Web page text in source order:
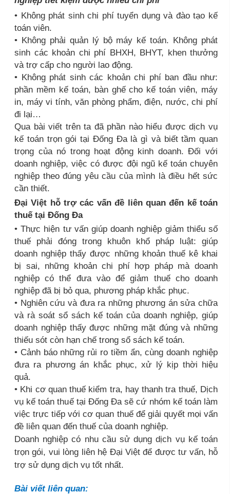
• Không phát sinh chi phí tuyển dụng và đào tạo kế
toán viên.
• Không phải quản lý bộ máy kế toán. Không phát
sinh các khoản chi phí BHXH, BHYT, khen thưởng
và trợ cấp cho người lao động.
• Không phát sinh các khoản chi phí ban đầu như:
phần mềm kế toán, bàn ghế cho kế toán viên, máy
in, máy vi tính, văn phòng phẩm, điện, nước, chi phí
đi lại…
Qua bài viết trên ta đã phần nào hiểu được dịch vụ
kế toán trọn gói tại Đống Đa là gì và biết tầm quan
trọng của nó trong hoạt động kinh doanh. Đối với
doanh nghiệp, việc có được đội ngũ kế toán chuyên
nghiệp theo đúng yêu cầu của mình là điều hết sức
cần thiết.
Đại Việt hỗ trợ các vấn đề liên quan đến kế toán
thuế tại Đống Đa
• Thực hiện tư vấn giúp doanh nghiệp giảm thiểu số
thuế phải đóng trong khuôn khổ pháp luật: giúp
doanh nghiệp thấy được những khoản thuế kê khai
bị sai, những khoản chi phí hợp pháp mà doanh
nghiệp có thể đưa vào để giảm thuế cho doanh
nghiệp đã bị bỏ qua, phương pháp khắc phục.
• Nghiên cứu và đưa ra những phương án sửa chữa
và rà soát sổ sách kế toán của doanh nghiệp, giúp
doanh nghiệp thấy được những mặt đúng và những
thiếu sót còn hạn chế trong sổ sách kế toán.
• Cảnh báo những rủi ro tiềm ẩn, cùng doanh nghiệp
đưa ra phương án khắc phục, xử lý kịp thời hiệu
quả.
• Khi cơ quan thuế kiểm tra, hay thanh tra thuế, Dịch
vụ kế toán thuế tại Đống Đa sẽ cứ nhóm kế toán làm
việc trực tiếp với cơ quan thuế để giải quyết mọi vấn
đề liên quan đến thuế của doanh nghiệp.
Doanh nghiệp có nhu cầu sử dụng dịch vụ kế toán
trọn gói, vui lòng liên hệ Đại Việt để được tư vấn, hỗ
trợ sử dụng dịch vụ tốt nhất.
Bài viết liên quan: